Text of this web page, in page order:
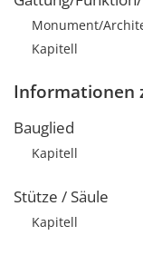
Monument/
Kapitell
Informationen
Bauglied
Kapitell
Stütze / Säule
Kapitell